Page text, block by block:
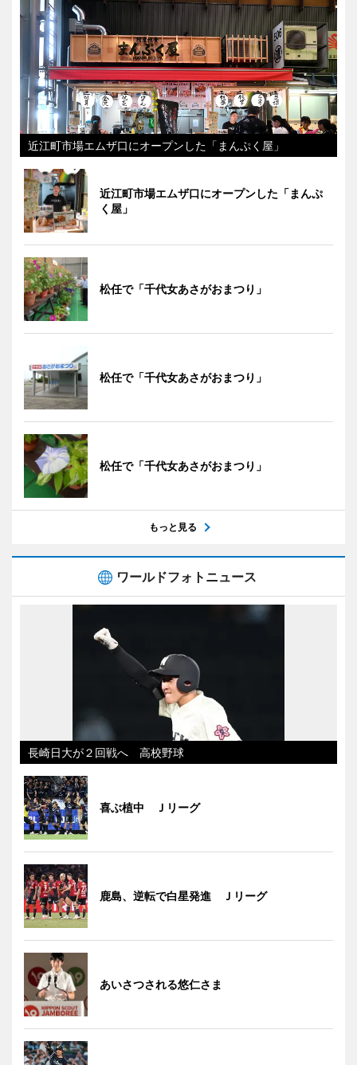
近江町市場エムザ口にオープンした「まんぷく屋」
近江町市場エムザ口にオープンした「まんぷ
く屋」
松任で「千代女あさがおまつり」
松任で「千代女あさがおまつり」
松任で「千代女あさがおまつり」
もっと見る
ワールドフォトニュース
長崎日大が２回戦へ 高校野球
喜ぶ植中 Ｊリーグ
鹿島、逆転で白星発進 Ｊリーグ
あいさつされる悠仁さま